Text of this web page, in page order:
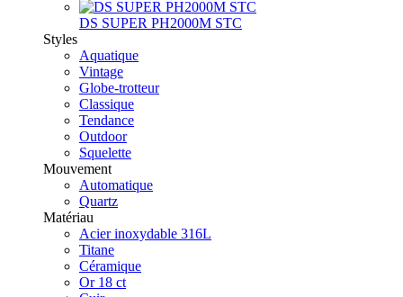
DS SUPER PH2000M STC
Styles
Aquatique
Vintage
Globe-trotteur
Classique
Tendance
Outdoor
Squelette
Mouvement
Automatique
Quartz
Matériau
Acier inoxydable 316L
Titane
Céramique
Or 18 ct